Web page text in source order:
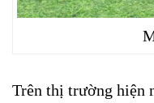
Trên thị trường hiện